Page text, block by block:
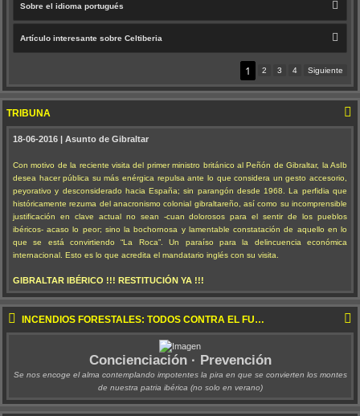
Sobre el idioma portugués
Artículo interesante sobre Celtiberia
1 2 3 4 Siguiente
TRIBUNA
18-06-2016 | Asunto de Gibraltar
Con motivo de la reciente visita del primer ministro británico al Peñón de Gibraltar, la AsIb
desea hacer pública su más enérgica repulsa ante lo que considera un gesto accesorio,
peyorativo y desconsiderado hacia España; sin parangón desde 1968. La perfidia que
históricamente rezuma del anacronismo colonial gibraltareño, así como su incomprensible
justificación en clave actual no sean -cuan dolorosos para el sentir de los pueblos
ibéricos- acaso lo peor; sino la bochornosa y lamentable constatación de aquello en lo
que se está convirtiendo “La Roca”. Un paraíso para la delincuencia económica
internacional. Esto es lo que acredita el mandatario inglés con su visita.
GIBRALTAR IBÉRICO !!! RESTITUCIÓN YA !!!
INCENDIOS FORESTALES: TODOS CONTRA EL FUEGO !!!
Concienciación · Prevención
Se nos encoge el alma contemplando impotentes la pira en que se convierten los montes
de nuestra patria ibérica (no solo en verano)